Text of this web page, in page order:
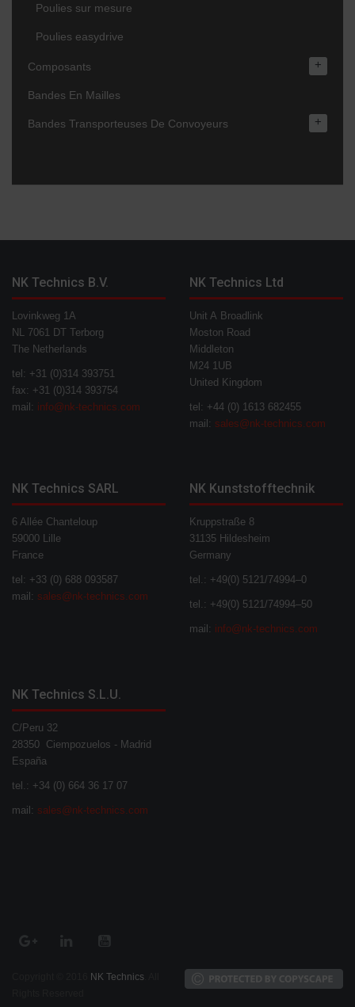
Poulies sur mesure
Poulies easydrive
Composants +
Bandes En Mailles
Bandes Transporteuses De Convoyeurs +
NK Technics B.V.
Lovinkweg 1A
NL 7061 DT Terborg
The Netherlands
tel: +31 (0)314 393751
fax: +31 (0)314 393754
mail: info@nk-technics.com
NK Technics Ltd
Unit A Broadlink
Moston Road
Middleton
M24 1UB
United Kingdom
tel: +44 (0) 1613 682455
mail: sales@nk-technics.com
NK Technics SARL
6 Allée Chanteloup
59000 Lille
France
tel: +33 (0) 688 093587
mail: sales@nk-technics.com
NK Kunststofftechnik
Kruppstraße 8
31135 Hildesheim
Germany
tel.: +49(0) 5121/74994–0
tel.: +49(0) 5121/74994–50
mail: info@nk-technics.com
NK Technics S.L.U.
C/Peru 32
28350 Ciempozuelos - Madrid
España
tel.: +34 (0) 664 36 17 07
mail: sales@nk-technics.com
NK Technics